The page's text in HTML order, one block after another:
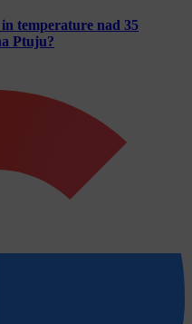
temperature nad 35
Ptuju?